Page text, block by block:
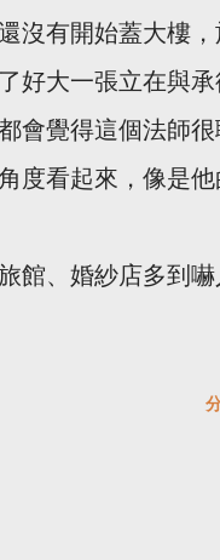
沒有開始蓋大樓
好大一張立在與
會覺得這個法師
度看起來，像是
館、婚紗店多到